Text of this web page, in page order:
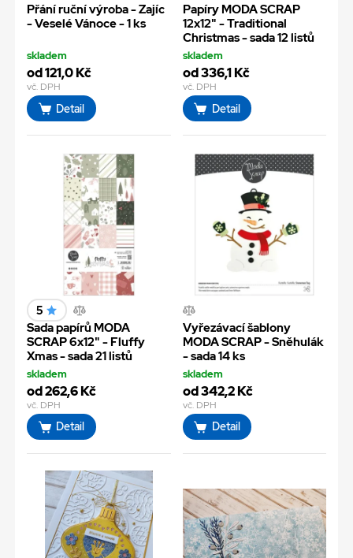
Přání ruční výroba - Zajíc
- Veselé Vánoce - 1 ks
skladem
od 121,0 Kč
vč. DPH
Detail
Papíry MODA SCRAP
12x12" - Traditional
Christmas - sada 12 listů
skladem
od 336,1 Kč
vč. DPH
Detail
5
Sada papírů MODA
SCRAP 6x12" - Fluffy
Xmas - sada 21 listů
skladem
od 262,6 Kč
vč. DPH
Detail
Vyřezávací šablony
MODA SCRAP - Sněhulák
- sada 14 ks
skladem
od 342,2 Kč
vč. DPH
Detail